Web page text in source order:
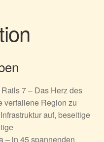
7 – Das Herz des
verfallene Region zu
auf, beseitige
– in 45 spannenden